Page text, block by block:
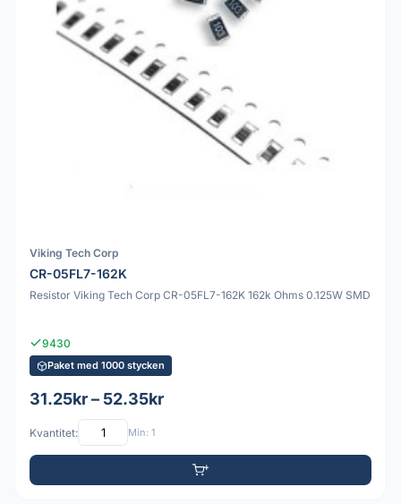
Viking Tech Corp
CR-05FL7-162K
Resistor Viking Tech Corp CR-05FL7-162K 162k Ohms 0.125W SMD
9430
Paket med 1000 stycken
31.25kr – 52.35kr
Kvantitet: Min: 1